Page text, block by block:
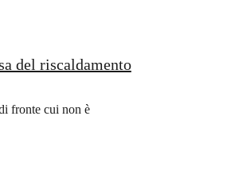
del riscaldamento
fronte cui non è